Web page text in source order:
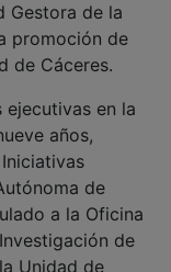
Gestora de la
promoción de
de Cáceres.
ejecutivas en la
años,
de
a la Oficina
de
Unidad de